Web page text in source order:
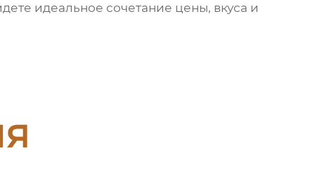
идеальное сочетание цены, вкуса и